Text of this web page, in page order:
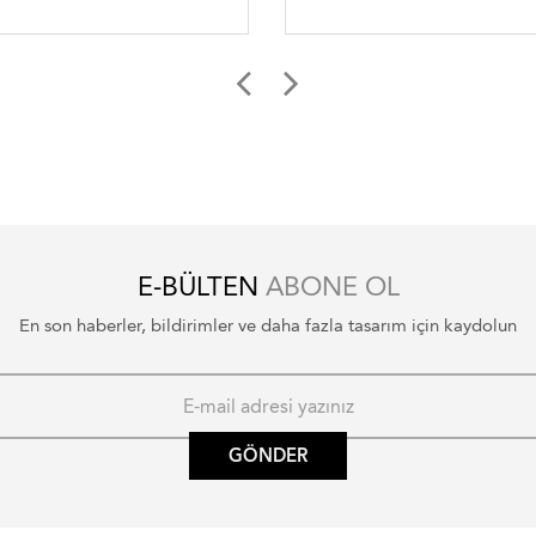
E-BÜLTEN ABONE OL
En son haberler, bildirimler ve daha fazla tasarım için kaydolun
GÖNDER